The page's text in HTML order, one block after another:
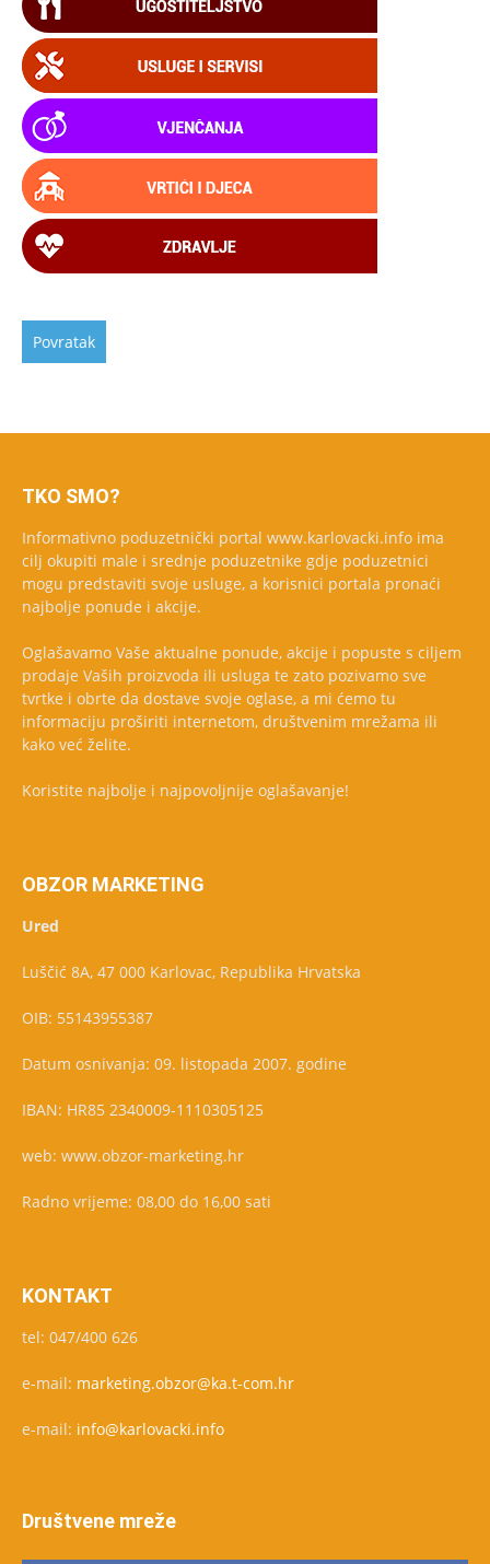
TKO SMO?
Informativno poduzetnički portal www.karlovacki.info ima
cilj okupiti male i srednje poduzetnike gdje poduzetnici
mogu predstaviti svoje usluge, a korisnici portala pronaći
najbolje ponude i akcije.
Oglašavamo Vaše aktualne ponude, akcije i popuste s ciljem
prodaje Vaših proizvoda ili usluga te zato pozivamo sve
tvrtke i obrte da dostave svoje oglase, a mi ćemo tu
informaciju proširiti internetom, društvenim mrežama ili
kako već želite.
Koristite najbolje i najpovoljnije oglašavanje!
OBZOR MARKETING
Ured
Luščić 8A, 47 000 Karlovac, Republika Hrvatska
OIB: 55143955387
Datum osnivanja: 09. listopada 2007. godine
IBAN: HR85 2340009-1110305125
web: www.obzor-marketing.hr
Radno vrijeme: 08,00 do 16,00 sati
KONTAKT
tel: 047/400 626
e-mail: marketing.obzor@ka.t-com.hr
e-mail: info@karlovacki.info
Društvene mreže